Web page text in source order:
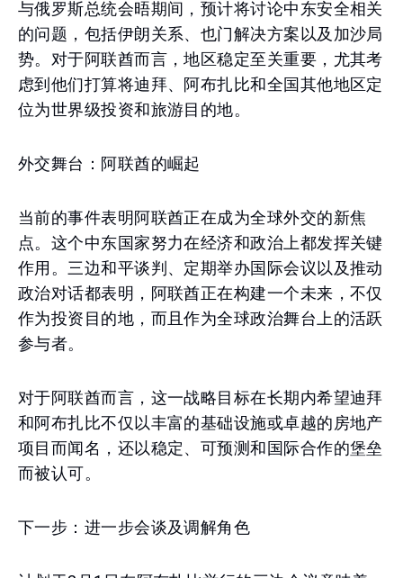
与俄罗斯总统会晤期间，预计将讨论中东安全相关
的问题，包括伊朗关系、也门解决方案以及加沙局
势。对于阿联酋而言，地区稳定至关重要，尤其考
虑到他们打算将迪拜、阿布扎比和全国其他地区定
位为世界级投资和旅游目的地。
外交舞台：阿联酋的崛起
当前的事件表明阿联酋正在成为全球外交的新焦
点。这个中东国家努力在经济和政治上都发挥关键
作用。三边和平谈判、定期举办国际会议以及推动
政治对话都表明，阿联酋正在构建一个未来，不仅
作为投资目的地，而且作为全球政治舞台上的活跃
参与者。
对于阿联酋而言，这一战略目标在长期内希望迪拜
和阿布扎比不仅以丰富的基础设施或卓越的房地产
项目而闻名，还以稳定、可预测和国际合作的堡垒
而被认可。
下一步：进一步会谈及调解角色